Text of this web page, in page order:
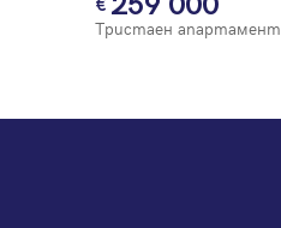
Тристаен апартамент